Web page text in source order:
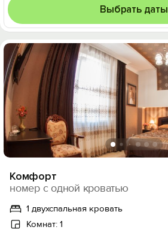
Выбрать даты
Комфорт
номер с одной кроватью
1 двухспальная кровать
Комнат: 1